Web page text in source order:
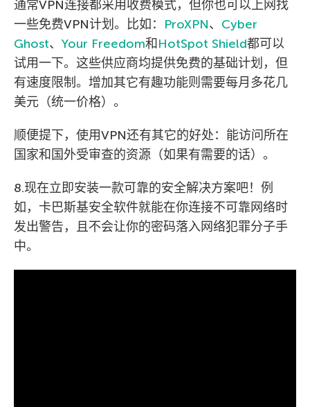
通常VPN连接都采用收费模式，但你也可以上网找
一些免费VPN计划。比如： ProXPN、 Cyber
Ghost、 Your Freedom和 HotSpot Shield都可以
试用一下。这些供应商均提供免费的基础计划，但
有速度限制。增加其它有趣功能则需要每月多花几
美元（统一价格）。
顺便提下，使用VPN还有其它的好处：能访问所在
国家和国外受审查的资源（如果有需要的话）。
8.现在立即安装一款可靠的安全解决方案吧！例
如，卡巴斯基安全软件就能在你连接不可靠网络时
发出警告，且不会让你的密码落入网络犯罪分子手
中。